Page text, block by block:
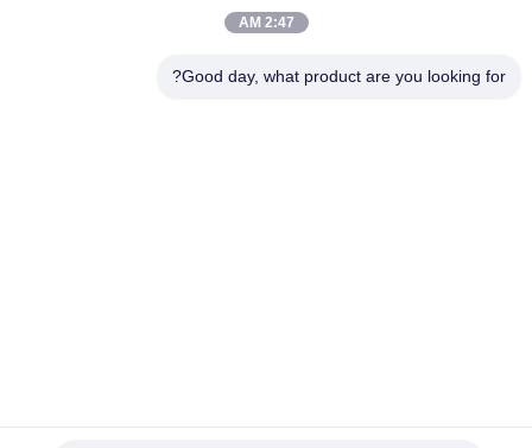
منتجات
معلومات عنا
ضبط الجودة
2:47 AM
Good day, what product are you looking for?